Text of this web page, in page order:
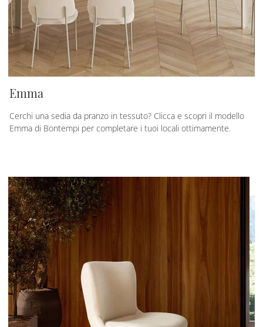
Emma
Cerchi una sedia da pranzo in tessuto? Clicca e scopri il modello
Emma di Bontempi per completare i tuoi locali ottimamente.